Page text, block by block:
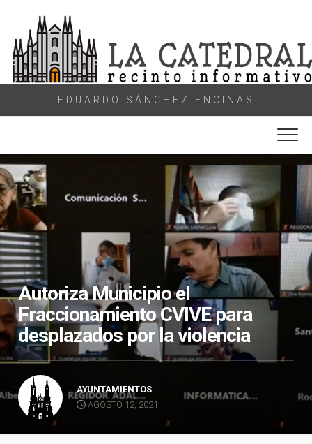
content
EDUARDO SÁNCHEZ ENCINAS
Autoriza Municipio el
Fraccionamiento CVIVE para
desplazados por la violencia
AYUNTAMIENTOS
AGOSTO 12, 2021